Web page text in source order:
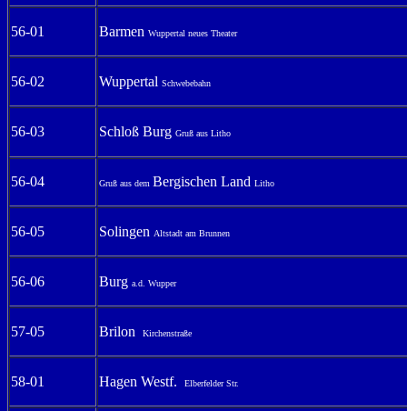
56-01 Barmen Wuppertal neues Theater
56-02 Wuppertal Schwebebahn
56-03 Schloß Burg Gruß aus Litho
56-04 Gruß aus dem Bergischen Land Litho
56-05 Solingen Altstadt am Brunnen
56-06 Burg a.d. Wupper
57-05 Brilon Kirchenstraße
58-01 Hagen Westf. Elberfelder Str.